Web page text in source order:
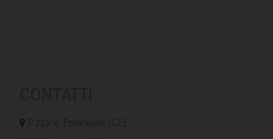
P.zza V. Emanuele II,23